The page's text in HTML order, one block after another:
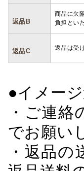
返品B
商品に欠
負担とい
返品C 返品は受
●イメー
・ご連
でお願い
・返品